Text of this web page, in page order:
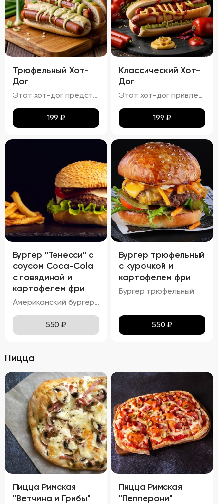
Трюфельный Хот-
Дог
Этот хот-дог представляет собой изысканное сочетание вкуса и текстуры.
199 ₽
Классический Хот-
Дог
Этот хот-дог привлекает внимание своей аппетитностью.
199 ₽
Бургер "Тенесси" с
соусом Coca-Cola
с говядиной и
картофелем фри
Американский бургер с соусом COCA-COLA
550 ₽
Бургер трюфельный
с курочкой и
картофелем фри
Бургер трюфельный
550 ₽
Пицца
Пицца Римская
"Ветчина и Грибы"
Пицца Римская
"Пепперони"